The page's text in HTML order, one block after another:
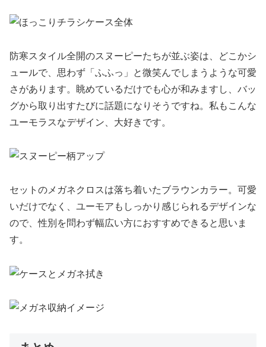
防寒スタイル全開のスヌーピーたちが並ぶ姿は、どこかシ
ュールで、思わず「ふふっ」と微笑んでしまうような可愛
さがあります。眺めているだけでも心が和みますし、バッ
グから取り出すたびに話題になりそうですね。私もこんな
ユーモラスなデザイン、大好きです。
セットのメガネクロスは落ち着いたブラウンカラー。可愛
いだけでなく、ユーモアもしっかり感じられるデザインな
ので、性別を問わず幅広い方におすすめできると思いま
す。